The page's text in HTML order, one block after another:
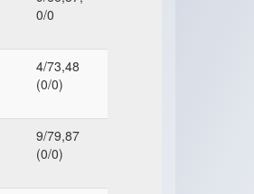
0/0
4/73,48
(0/0)
9/79,87
(0/0)